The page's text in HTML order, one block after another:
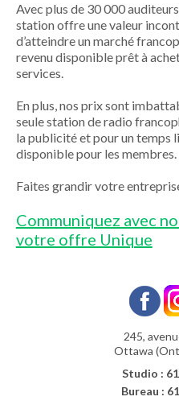
Avec plus de 30 000
station offre une valeur
d’atteindre un marché
revenu disponible prêt à
services.
En plus, nos prix sont
seule station de radio
la publicité et pour un temps
disponible pour les membres.
Faites grandir votre
Communiquez avec
votre offre Unique
245,
Ottawa
Studio :
Bureau :